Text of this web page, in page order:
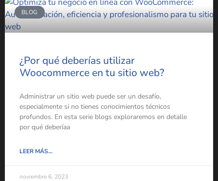
BLOG
¿Por qué deberías utilizar
Woocommerce en tu sitio web?
Administrar un sitio web puede ser un desafío,
especialmente si no tienes conocimientos técnicos
profundos. En esta serie blogs exploraremos en detalle
por qué deberíaa
LEER MÁS...
noviembre 6, 2023